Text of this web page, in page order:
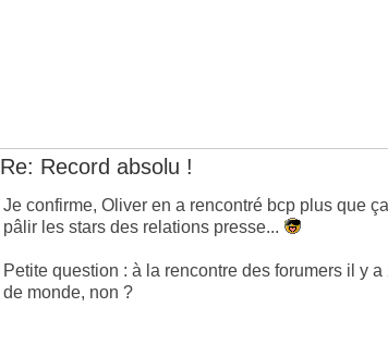
Re: Record absolu !
Je confirme, Oliver en a rencontré bcp plus que
pâlir les stars des relations presse...
Petite question : à la rencontre des forumers il y
de monde, non ?